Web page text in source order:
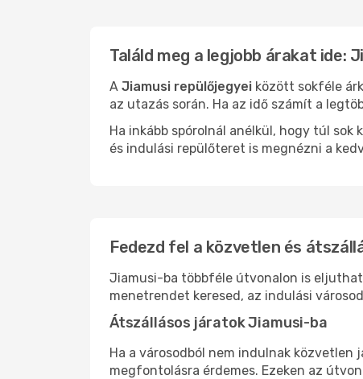
Találd meg a legjobb árakat ide:
A Jiamusi repülőjegyei között sokféle
az utazás során. Ha az idő számít a
Ha inkább spórolnál anélkül, hogy túl
és indulási repülőteret is megnézni a
Fedezd fel a közvetlen és
Jiamusi-ba többféle útvonalon is
menetrendet keresed, az indulási
Átszállásos járatok Jiamusi-ba
Ha a városodból nem indulnak
megfontolásra érdemes. Ezeken az